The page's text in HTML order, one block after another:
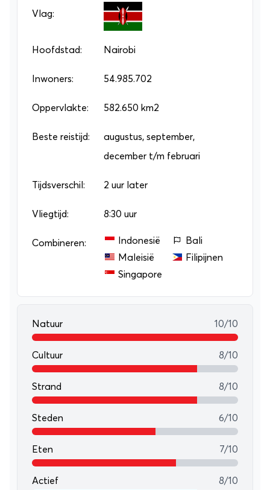
visvangst. Dat leidt echter tot overbevissing en
vervuiling. De Great Rift Valley is opbeurender:
hier zie je twee tektonische platen tegen elkaar
individuele rondreisom niets te missen!
Vlag:
Hoofdstad: Nairobi
Inwoners: 54.985.702
Oppervlakte: 582.650 km2
Beste reistijd:
augustus, september,
december t/m februari
Tijdsverschil: 2 uur later
Vliegtijd: 8:30 uur
Combineren: Indonesië
Bali
Maleisië
Filipijnen
Singapore
Natuur 10/10
Cultuur 8/10
Strand 8/10
Steden 6/10
Eten 7/10
Actief 8/10